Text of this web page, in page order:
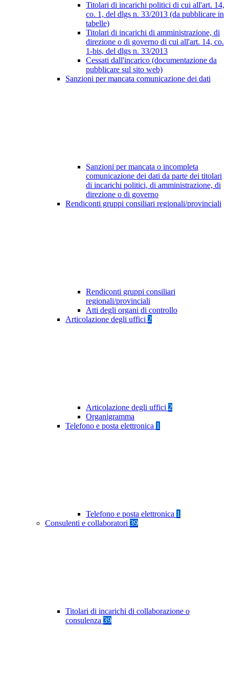
Titolari di incarichi politici di cui all'art. 14,
co. 1, del dlgs n. 33/2013 (da pubblicare in
tabelle)
Titolari di incarichi di amministrazione, di
direzione o di governo di cui all'art. 14, co.
1-bis, del dlgs n. 33/2013
Cessati dall'incarico (documentazione da
pubblicare sul sito web)
Sanzioni per mancata comunicazione dei dati
Sanzioni per mancata o incompleta
comunicazione dei dati da parte dei titolari
di incarichi politici, di amministrazione, di
direzione o di governo
Rendiconti gruppi consiliari regionali/provinciali
Rendiconti gruppi consiliari
regionali/provinciali
Atti degli organi di controllo
Articolazione degli uffici 2
Articolazione degli uffici 2
Organigramma
Telefono e posta elettronica 1
Telefono e posta elettronica 1
Consulenti e collaboratori 39
Titolari di incarichi di collaborazione o
consulenza 39